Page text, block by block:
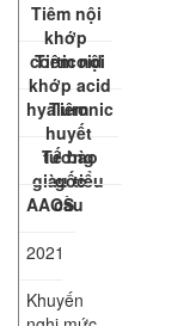
Tiêm nội
khớp
corticoid
Tiêm nội
khớp acid
hyaluronic
Tiêm
huyết
tương
giàu tiểu
cầu
Tế bào
gốc
AAOS
2021
Khuyến